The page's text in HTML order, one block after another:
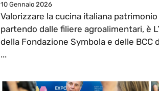
10 Gennaio 2026
Valorizzare la cucina italiana patrimonio
partendo dalle filiere agroalimentari, è
della Fondazione Symbola e delle BCC
...